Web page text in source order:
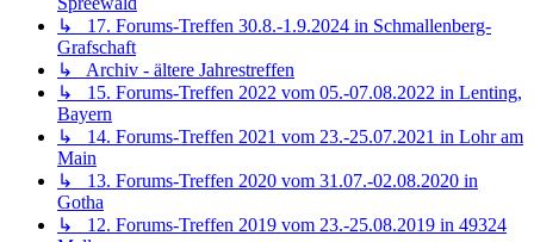
↳ 17. Forums-Treffen 30.8.-1.9.2024 in Schmallenberg-
Grafschaft
↳ Archiv - ältere Jahrestreffen
↳ 15. Forums-Treffen 2022 vom 05.-07.08.2022 in Lenting,
Bayern
↳ 14. Forums-Treffen 2021 vom 23.-25.07.2021 in Lohr am
Main
↳ 13. Forums-Treffen 2020 vom 31.07.-02.08.2020 in
Gotha
↳ 12. Forums-Treffen 2019 vom 23.-25.08.2019 in 49324